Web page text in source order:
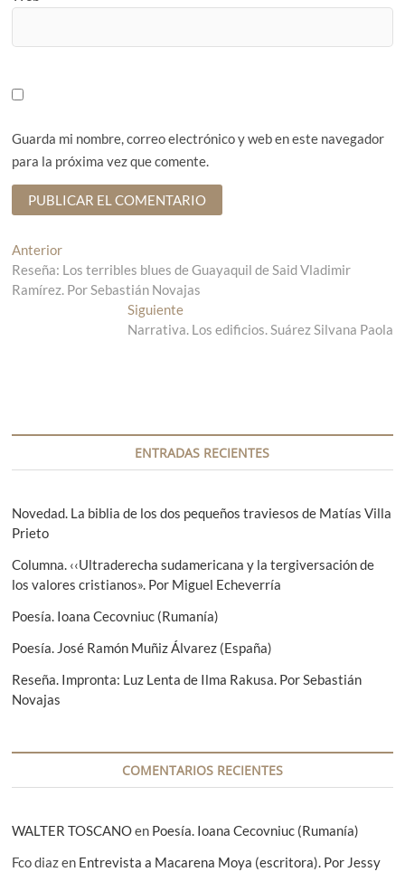
Guarda mi nombre, correo electrónico y web en este navegador
para la próxima vez que comente.
N
a
c
n
d
e
n
t
r
d
Anterior
n
t
r
o
Reseña: Los terribles blues de Guayaquil de Said Vladimir
Ramírez. Por Sebastián Novajas
SiguienteE
n
s
i
u
n
t
Narrativa. Los edificios. Suárez Silvana Paola
ENTRADAS RECIENTES
Novedad. La biblia de los dos pequeños traviesos de Matías Villa
Prieto
Columna. ‹‹Ultraderecha sudamericana y la tergiversación de
los valores cristianos». Por Miguel Echeverría
Poesía. Ioana Cecovniuc (Rumanía)
Poesía. José Ramón Muñiz Álvarez (España)
Reseña. Impronta: Luz Lenta de Ilma Rakusa. Por Sebastián
Novajas
COMENTARIOS RECIENTES
WALTER TOSCANOen Poesía. Ioana Cecovniuc (Rumanía)
Fco diazen Entrevista a Macarena Moya (escritora). Por Jessy